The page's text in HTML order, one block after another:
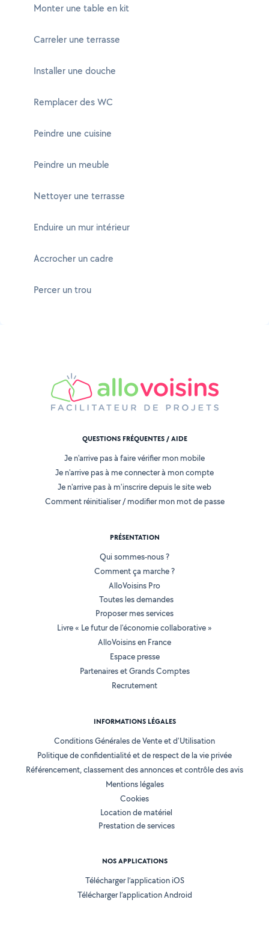
Monter une table en kit
Carreler une terrasse
Installer une douche
Remplacer des WC
Peindre une cuisine
Peindre un meuble
Nettoyer une terrasse
Enduire un mur intérieur
Accrocher un cadre
Percer un trou
QUESTIONS FRÉQUENTES / AIDE
Je n'arrive pas à faire vérifier mon mobile
Je n'arrive pas à me connecter à mon compte
Je n'arrive pas à m'inscrire depuis le site web
Comment réinitialiser / modifier mon mot de passe
PRÉSENTATION
Qui sommes-nous ?
Comment ça marche ?
AlloVoisins Pro
Toutes les demandes
Proposer mes services
Livre « Le futur de l'économie collaborative »
AlloVoisins en France
Espace presse
Partenaires et Grands Comptes
Recrutement
INFORMATIONS LÉGALES
Conditions Générales de Vente et d'Utilisation
Politique de confidentialité et de respect de la vie privée
Référencement, classement des annonces et contrôle des avis
Mentions légales
Cookies
Location de matériel
Prestation de services
NOS APPLICATIONS
Télécharger l’application iOS
Télécharger l’application Android